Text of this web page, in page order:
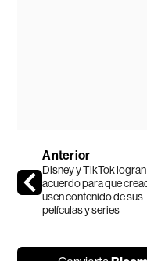
Anterior
Disney y TikTok logran
acuerdo para que
usen contenido de sus
películas y series